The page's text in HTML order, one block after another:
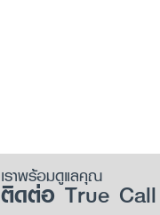
เราพร้อมดูแลคุณ
ติดต่อ True